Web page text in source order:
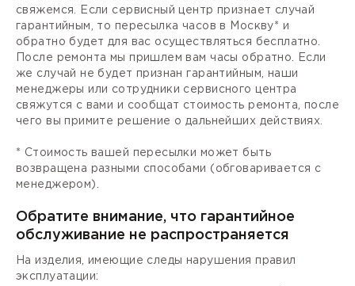
свяжемся. Если сервисный центр признает случай
гарантийным, то пересылка часов в Москву* и
обратно будет для вас осуществляться бесплатно.
После ремонта мы пришлем вам часы обратно. Если
же случай не будет признан гарантийным, наши
менеджеры или сотрудники сервисного центра
свяжутся с вами и сообщат стоимость ремонта, после
чего вы примите решение о дальнейших действиях.
* Стоимость вашей пересылки может быть
возвращена разными способами (обговаривается с
менеджером).
Обратите внимание, что гарантийное
обслуживание не распространяется
На изделия, имеющие следы нарушения правил
эксплуатации: